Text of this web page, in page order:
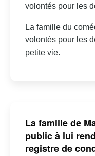
volontés pour les
La famille du
volontés pour les
petite vie.
La famille de
public à lui
registre de